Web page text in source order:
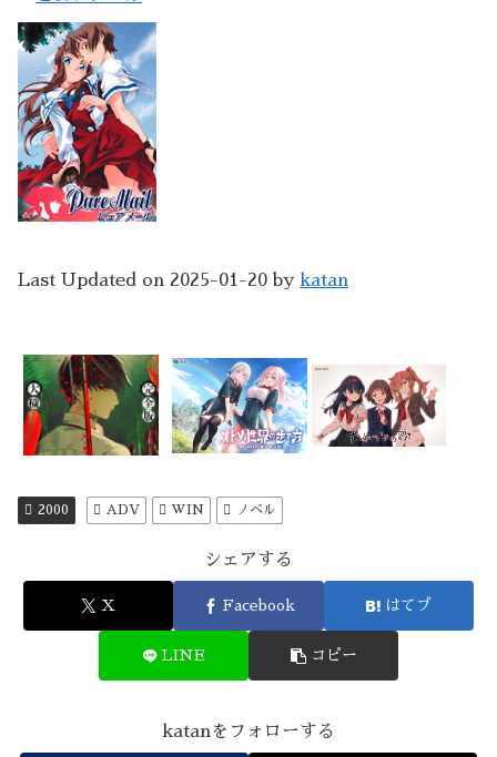
Last Updated on 2025-01-20 by katan
2000 ADV WIN ノベル
シェアする
X Facebook はてブ
LINE コピー
katanをフォローする